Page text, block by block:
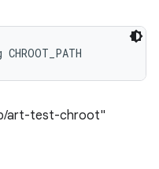
art-test-chroot"